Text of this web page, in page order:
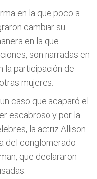
en la que poco a
cambiar su
en la que
son narradas en
la participación de
mujeres.
caso que acaparó el
escabroso y por la
la actriz Allison
del conglomerado
que declararon